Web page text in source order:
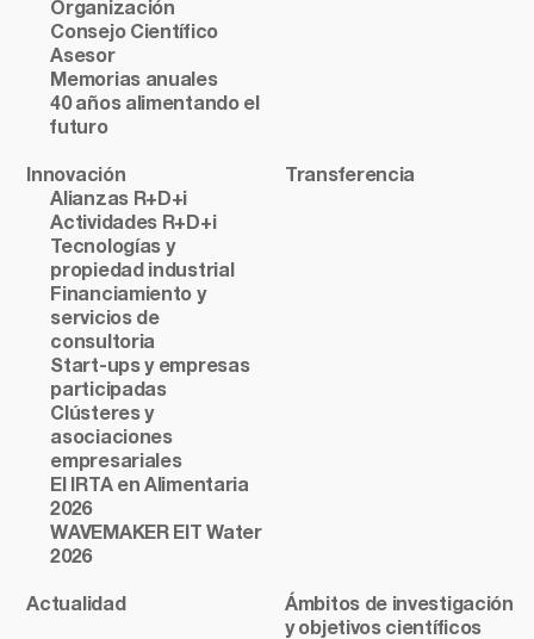
Organización
Consejo Científico
Asesor
Memorias anuales
40 años alimentando el
futuro
Innovación
Alianzas R+D+i
Actividades R+D+i
Tecnologías y
propiedad industrial
Financiamiento y
servicios de
consultoria
Start-ups y empresas
participadas
Clústeres y
asociaciones
empresariales
El IRTA en Alimentaria
2026
WAVEMAKER EIT Water
2026
Transferencia
Actualidad
Ámbitos de investigación
y objetivos científicos